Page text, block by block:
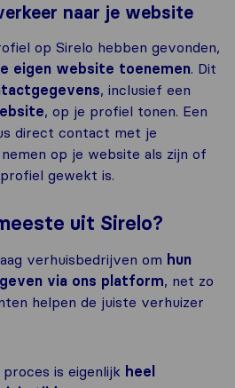
naar je website
op Sirelo hebben gevonden,
eigen website toenemen. Dit
, inclusief een
, op je profiel tonen. Een
direct contact met je
op je website als zijn of
gewekt is.
uit Sirelo?
verhuisbedrijven om hun
via ons platform, net zo
helpen de juiste verhuizer
is eigenlijk heel